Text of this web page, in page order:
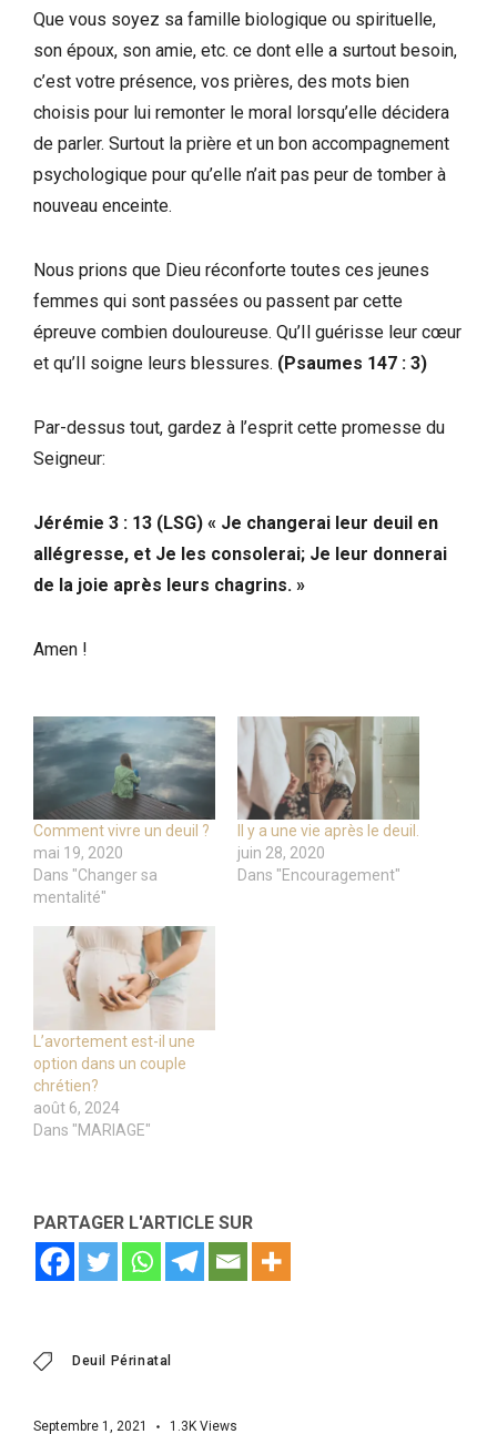
Que vous soyez sa famille biologique ou spirituelle,
son époux, son amie, etc. ce dont elle a surtout besoin,
c’est votre présence, vos prières, des mots bien
choisis pour lui remonter le moral lorsqu’elle décidera
de parler. Surtout la prière et un bon accompagnement
psychologique pour qu’elle n’ait pas peur de tomber à
nouveau enceinte.
Nous prions que Dieu réconforte toutes ces jeunes
femmes qui sont passées ou passent par cette
épreuve combien douloureuse. Qu’Il guérisse leur cœur
et qu’Il soigne leurs blessures. (Psaumes 147 : 3)
Par-dessus tout, gardez à l’esprit cette promesse du
Seigneur:
Jérémie 3 : 13 (LSG) « Je changerai leur deuil en
allégresse, et Je les consolerai; Je leur donnerai
de la joie après leurs chagrins. »
Amen !
Comment vivre un deuil ?
mai 19, 2020
Dans "Changer sa
mentalité"
Il y a une vie après le deuil.
juin 28, 2020
Dans "Encouragement"
L’avortement est-il une
option dans un couple
chrétien?
août 6, 2024
Dans "MARIAGE"
PARTAGER L'ARTICLE SUR
Deuil Périnatal
Septembre 1, 2021 1.3K Views